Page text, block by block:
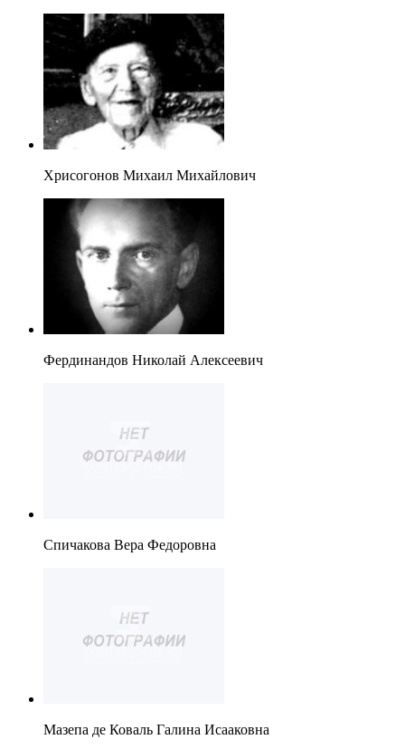
Хрисогонов Михаил Михайлович
Фердинандов Николай Алексеевич
Спичакова Вера Федоровна
Мазепа де Коваль Галина Исааковна